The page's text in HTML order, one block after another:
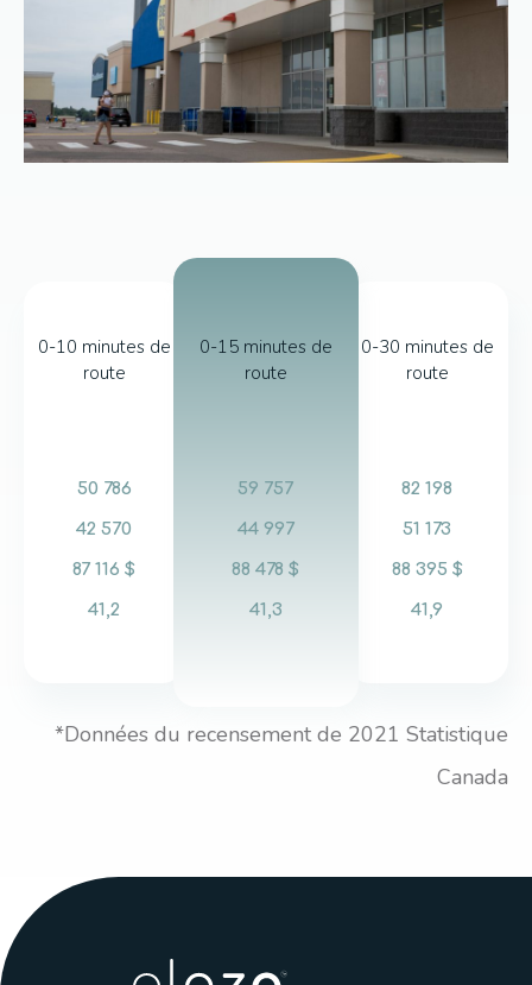
0-10 minutes de
route
50 786
42 570
87 116 $
41,2
0-15 minutes de
route
59 757
44 997
88 478 $
41,3
0-30 minutes de
route
82 198
51 173
88 395 $
41,9
*Données du recensement de 2021 Statistique
Canada